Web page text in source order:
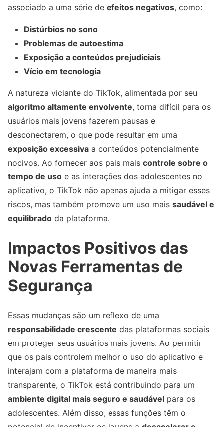
associado a uma série de efeitos negativos, como:
Distúrbios no sono
Problemas de autoestima
Exposição a conteúdos prejudiciais
Vício em tecnologia
A natureza viciante do TikTok, alimentada por seu
algoritmo altamente envolvente, torna difícil para os
usuários mais jovens fazerem pausas e
desconectarem, o que pode resultar em uma
exposição excessiva a conteúdos potencialmente
nocivos. Ao fornecer aos pais mais controle sobre o
tempo de uso e as interações dos adolescentes no
aplicativo, o TikTok não apenas ajuda a mitigar esses
riscos, mas também promove um uso mais saudável e
equilibrado da plataforma.
Impactos Positivos das
Novas Ferramentas de
Segurança
Essas mudanças são um reflexo de uma
responsabilidade crescente das plataformas sociais
em proteger seus usuários mais jovens. Ao permitir
que os pais controlem melhor o uso do aplicativo e
interajam com a plataforma de maneira mais
transparente, o TikTok está contribuindo para um
ambiente digital mais seguro e saudável para os
adolescentes. Além disso, essas funções têm o